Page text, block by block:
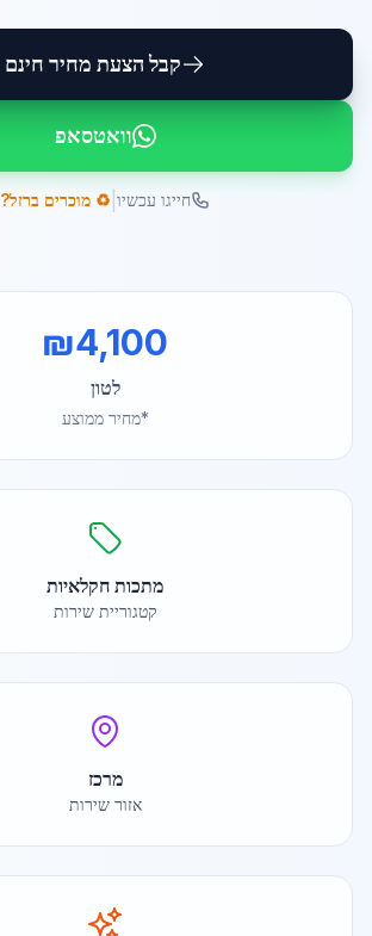
קבל הצעת מחיר חינם
וואטסאפ
חייגו עכשיו ♻️ מוכרים ברזל?
₪4,100
לטון
*מחיר ממוצע
מתכות חקלאיות
קטגוריית שירות
מרכז
אזור שירות